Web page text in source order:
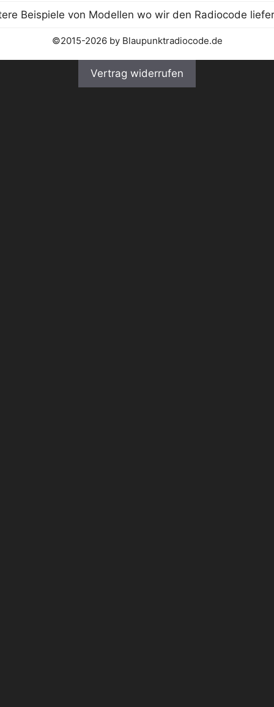
©2015-2026 by Blaupunktradiocode.de
Vertrag widerrufen